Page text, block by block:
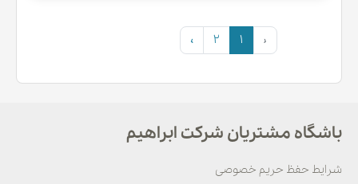
‹
1
2
›
باشگاه مشتریان شرکت ابراهیم
شرایط حفظ حریم خصوصی